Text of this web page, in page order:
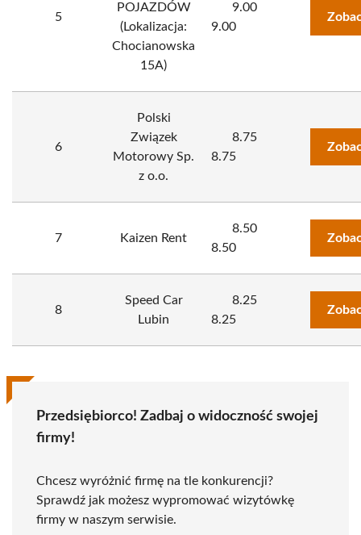
5
POJAZDÓW
(Lokalizacja:
Chocianowska
15A)
9.00
9.00
6
Polski
Związek
Motorowy Sp.
z o.o.
8.75
8.75
7 Kaizen Rent
8.50
8.50
8
Speed Car
Lubin
8.25
8.25
Przedsiębiorco! Zadbaj o widoczność swojej
firmy!
Chcesz wyróżnić firmę na tle konkurencji?
Sprawdź jak możesz wypromować wizytówkę
firmy w naszym serwisie.